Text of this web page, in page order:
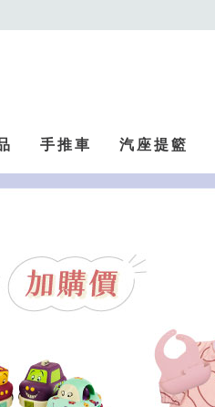
手推車 汽座提籃